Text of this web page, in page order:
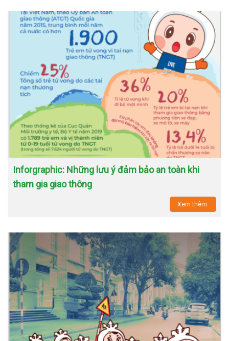
Inforgraphic: Những lưu ý đảm bảo an toàn khi
tham gia giao thông
Xem thêm